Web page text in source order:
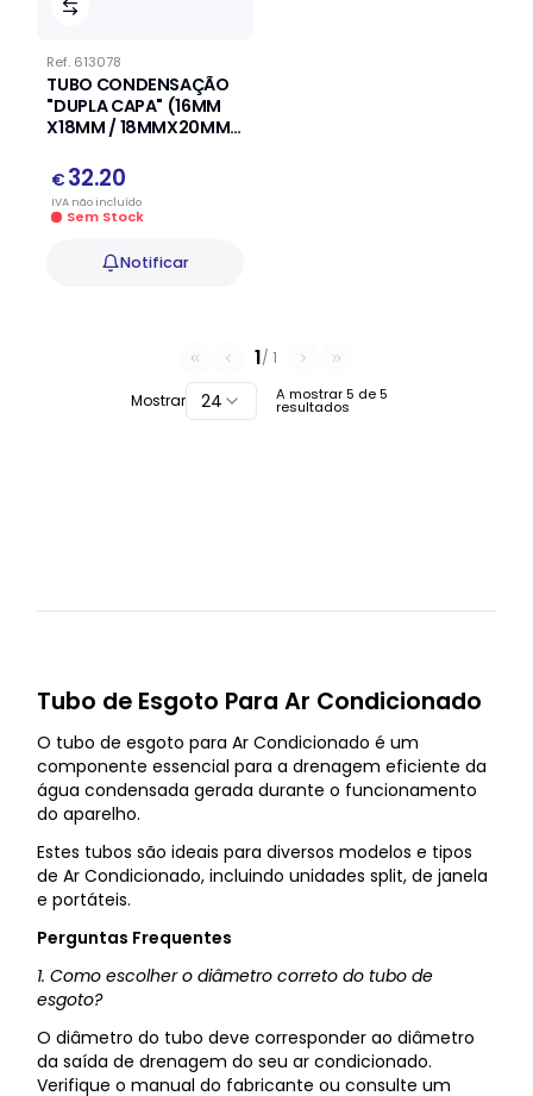
Ref. 613078
TUBO CONDENSAÇÃO
"DUPLA CAPA" (16MM
X18MM / 18MMX20MM)
€ 32.20
IVA nãoincluído
Sem Stock
Notificar
A mostrar5 de5
resultados
1/1
Mostrar 24
Tubo de Esgoto Para Ar Condicionado
O tubo de esgoto para Ar Condicionado é um
componente essencial para a drenagem eficiente da
água condensada gerada durante o funcionamento
do aparelho.
Estes tubos são ideais para diversos modelos e tipos
de Ar Condicionado, incluindo unidades split, de janela
e portáteis.
Perguntas Frequentes
1. Como escolher o diâmetro correto do tubo de
esgoto?
O diâmetro do tubo deve corresponder ao diâmetro
da saída de drenagem do seu ar condicionado.
Verifique o manual do fabricante ou consulte um